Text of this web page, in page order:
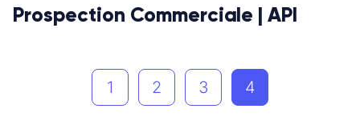
Prospection Commerciale | API
1 2 3 4